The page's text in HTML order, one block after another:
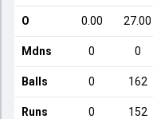
O 0.00 27.00
Mdns 0 0
Balls 0 162
Runs 0 152